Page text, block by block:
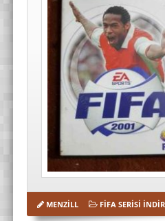
MENZILL FIFA SERISI İNDIR